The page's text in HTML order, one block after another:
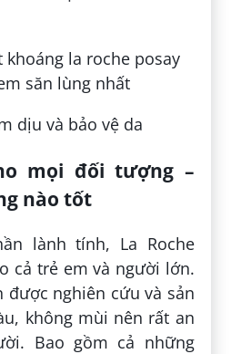
dịu và bảo vệ da
mọi đối tượng –
nào tốt
lành tính, La Roche
cả trẻ em và người lớn.
được nghiên cứu và sản
không mùi nên rất an
Bao gồm cả những